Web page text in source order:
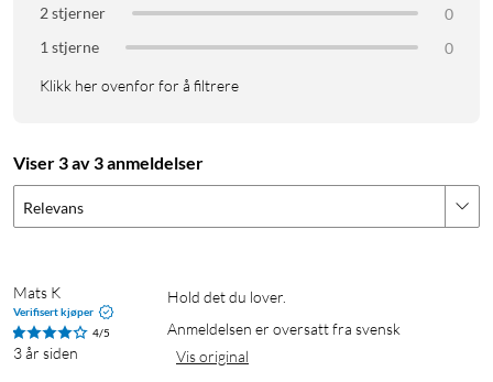
2 stjerner
0
1 stjerne
0
Klikk her ovenfor for å filtrere
Viser 3 av 3 anmeldelser
Relevans
Mats K
Verifisert kjøper
4/5
3 år siden
Hold det du lover.
Anmeldelsen er oversatt fra svensk
Vis original